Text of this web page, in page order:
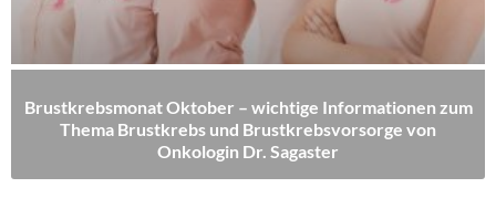
Brustkrebsmonat Oktober – wichtige Informationen zum
Thema Brustkrebs und Brustkrebsvorsorge von
Onkologin Dr. Sagaster